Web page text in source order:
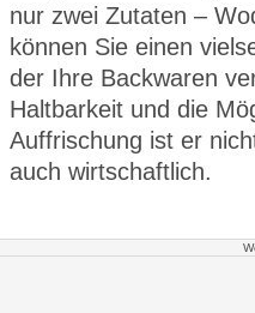
nur zwei Zutaten –
können Sie einen
der Ihre Backwaren
Haltbarkeit und die
Auffrischung ist er
auch wirtschaftlich.